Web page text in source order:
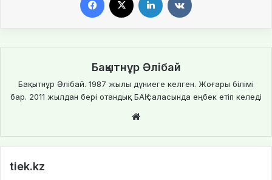
Бақытнұр Әлібай
Бақытнұр Әлібай. 1987 жылы дүниеге келген. Жоғары білімі
бар. 2011 жылдан бері отандық БАҚ саласында еңбек етіп келеді
te
tiek.kz